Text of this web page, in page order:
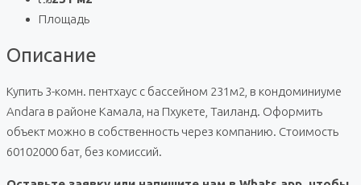
Площадь
Описание
Купить 3-комн. пентхаус с бассейном 231м2, в кондоминиуме
Andara в районе Камала, на Пхукете, Таиланд. Оформить
объект можно в собственность через компанию. Стоимость
60102000 бат, без комиссий.